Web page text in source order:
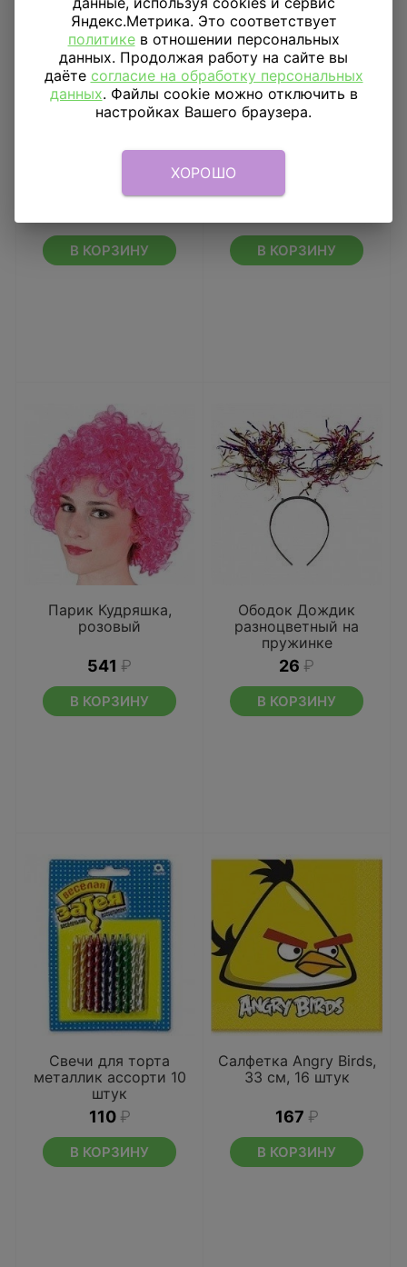
Парик Блондинка,
кудрявые волосы
В КОРЗИНУ
Парик Каре, синий
В КОРЗИНУ
Парик Кудряшка,
розовый
541 ₽
В КОРЗИНУ
Ободок Дождик
разноцветный на
пружинке
26 ₽
В КОРЗИНУ
Свечи для торта
металлик ассорти 10
штук
110 ₽
В КОРЗИНУ
Салфетка Angry Birds,
33 см, 16 штук
167 ₽
В КОРЗИНУ
Яндекс.Метрика. Это соответствует
политикев отношении персональных
данных. Продолжая работу на сайте вы
даёте согласие на обработку персональных
данных. Файлы cookie можно отключить в
настройках Вашего браузера.
ХОРОШО